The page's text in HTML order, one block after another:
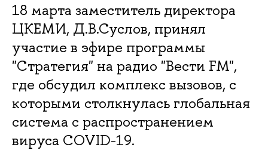
18 марта заместитель директора
ЦКЕМИ, Д.В.Суслов, принял
участие в эфире программы
"Стратегия" на радио "Вести FM",
где обсудил комплекс вызовов, с
которыми столкнулась глобальная
система с распространением
вируса COVID-19.